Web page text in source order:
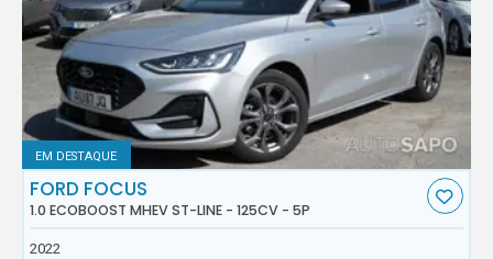
EM DESTAQUE
FORD FOCUS
1.0 ECOBOOST MHEV ST-LINE - 125CV - 5P
2022